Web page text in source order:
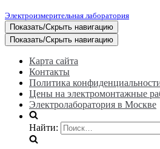
Электроизмерительная лаборатория
Показать/Скрыть навигацию
Показать/Скрыть навигацию
Карта сайта
Контакты
Политика
Цены на электромонтажные
Электролаборатория в Москве
Найти: